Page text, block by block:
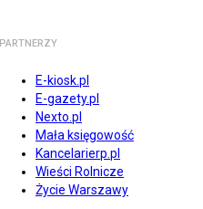
PARTNERZY
E-kiosk.pl
E-gazety.pl
Nexto.pl
Mała księgowość
Kancelarierp.pl
Wieści Rolnicze
Życie Warszawy